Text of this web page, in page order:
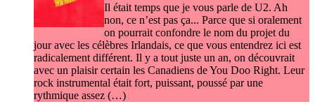
Il était temps que je vous parle de U2. Ah
non, ce n’est pas ça... Parce que si oralement
on pourrait confondre le nom du projet du
jour avec les célèbres Irlandais, ce que vous entendrez ici est
radicalement différent. Il y a tout juste un an, on découvrait
avec un plaisir certain les Canadiens de You Doo Right. Leur
rock instrumental était fort, puissant, poussé par une
rythmique assez (…)